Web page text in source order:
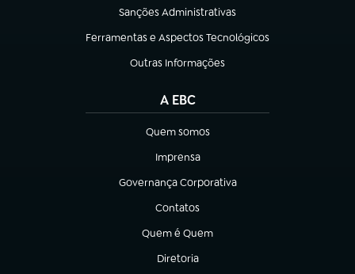
Sanções Administrativas
(abre em nova aba)
Ferramentas e Aspectos Tecnológicos
(abre em nova aba)
Outras Informações
(abre em nova aba)
A EBC
Quem somos
(abre em nova aba)
Imprensa
(abre em nova aba)
Governança Corporativa
(abre em nova aba)
Contatos
(abre em nova aba)
Quem é Quem
(abre em nova aba)
Diretoria
(abre em nova aba)